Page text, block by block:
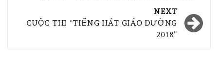
NEXT
CUỘC THI “TIẾNG HÁT GIÁO ĐƯỜNG
2018”